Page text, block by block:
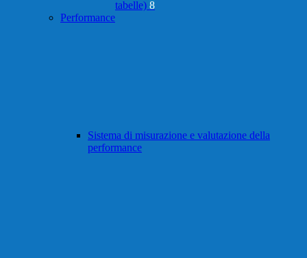
tabelle) 8
Performance
Sistema di misurazione e valutazione della
performance